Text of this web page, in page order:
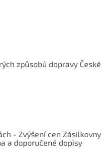
způsobů dopravy České
- Zvýšení cen Zásilkovny
a doporučené dopisy